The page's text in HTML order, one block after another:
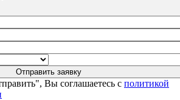
Вы соглашаетесь с политикой